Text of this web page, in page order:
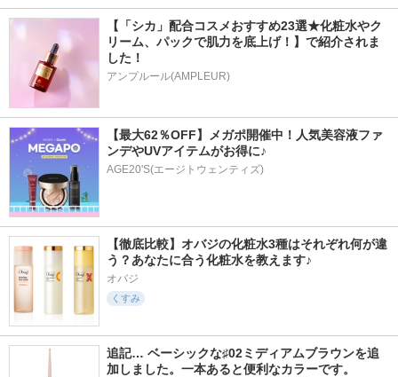
【「シカ」配合コスメおすすめ23選★化粧水やク
リーム、パックで肌力を底上げ！】で紹介されま
した！
アンプルール(AMPLEUR)
【最大62％OFF】メガポ開催中！人気美容液ファ
ンデやUVアイテムがお得に♪
AGE20'S(エージトウェンティズ)
【徹底比較】オバジの化粧水3種はそれぞれ何が違
う？あなたに合う化粧水を教えます♪
オバジ
くすみ
追記… ベーシックな♯02ミディアムブラウンを追
加しました。一本あると便利なカラーです。